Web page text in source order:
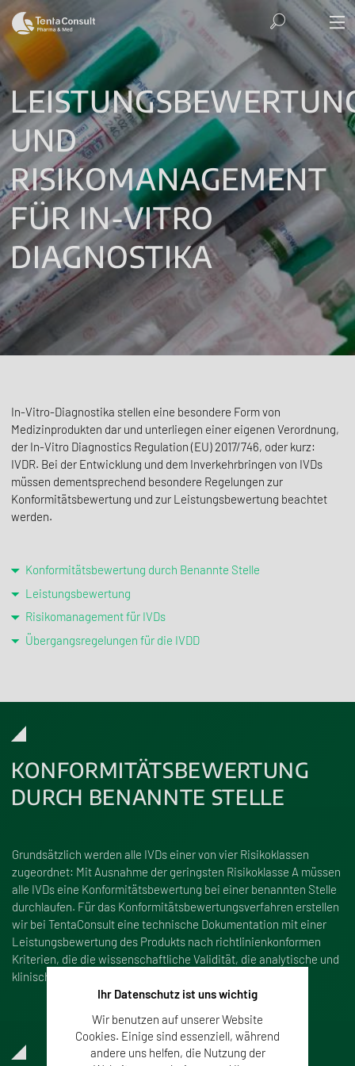
UND
RISIKOMANAGEMENT
FÜR IN-VITRO
DIAGNOSTIKA
In-Vitro-Diagnostika stellen eine besondere Form von
Medizinprodukten dar und unterliegen einer eigenen Verordnung,
der In-Vitro Diagnostics Regulation (EU) 2017/746, oder kurz:
IVDR. Bei der Entwicklung und dem Inverkehrbringen von IVDs
müssen dementsprechend besondere Regelungen zur
Konformitätsbewertung und zur Leistungsbewertung beachtet
werden.
Konformitätsbewertung durch Benannte Stelle
Leistungsbewertung
Risikomanagement für IVDs
Übergangsregelungen für die IVDD
KONFORMITÄTSBEWERTUNG
DURCH BENANNTE STELLE
Grundsätzlich werden alle IVDs einer von vier Risikoklassen
zugeordnet: Mit Ausnahme der geringsten Risikoklasse A müssen
alle IVDs eine Konformitätsbewertung bei einer benannten Stelle
durchlaufen. Für das Konformitätsbewertungsverfahren erstellen
wir bei TentaConsult eine technische Dokumentation mit einer
Leistungsbewertung des Produkts nach richtlinienkonformen
Kriterien, die die wissenschaftliche Validität, die analytische und
klinische Leistung des In-Vitro-Diagnostikums evaluieren.
Ihr Datenschutz ist uns wichtig
Wir benutzen auf unserer Website
Cookies. Einige sind essenziell, während
andere uns helfen, die Nutzung der